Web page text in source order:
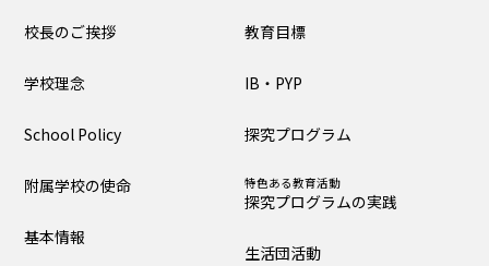
探究プログラムの実践
生活団活動
行事と生活団活動の実践
校長のご挨拶
学校理念
School Policy
附属学校の使命
基本情報
教育目標
IB・PYP
探究プログラム
特色ある教育活動
探究プログラムの実践
生活団活動